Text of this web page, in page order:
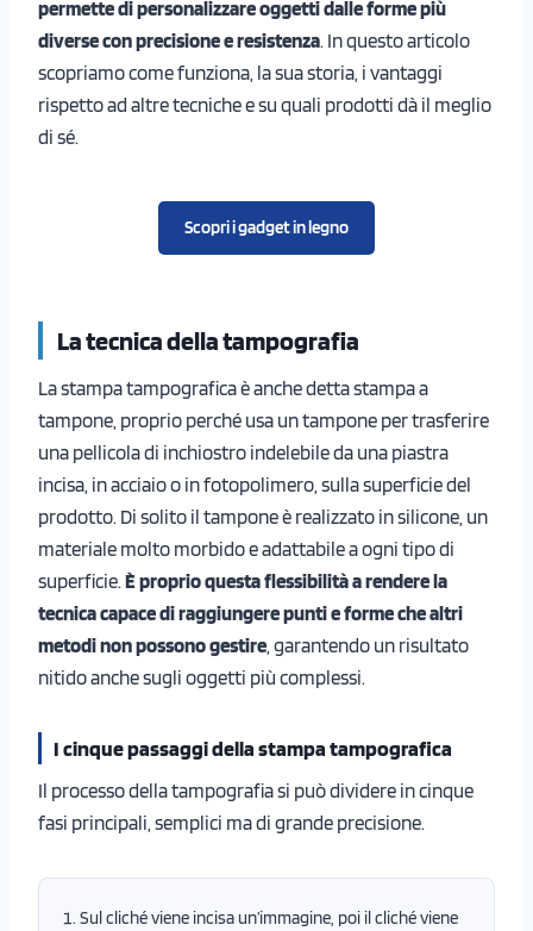
permette di personalizzare oggetti dalle forme più
diverse con precisione e resistenza. In questo articolo
scopriamo come funziona, la sua storia, i vantaggi
rispetto ad altre tecniche e su quali prodotti dà il meglio
di sé.
Scopri i gadget in legno
La tecnica della tampografia
La stampa tampografica è anche detta stampa a
tampone, proprio perché usa un tampone per trasferire
una pellicola di inchiostro indelebile da una piastra
incisa, in acciaio o in fotopolimero, sulla superficie del
prodotto. Di solito il tampone è realizzato in silicone, un
materiale molto morbido e adattabile a ogni tipo di
superficie. È proprio questa flessibilità a rendere la
tecnica capace di raggiungere punti e forme che altri
metodi non possono gestire , garantendo un risultato
nitido anche sugli oggetti più complessi.
I cinque passaggi della stampa tampografica
Il processo della tampografia si può dividere in cinque
fasi principali, semplici ma di grande precisione.
Sul cliché viene incisa un’immagine, poi il cliché viene